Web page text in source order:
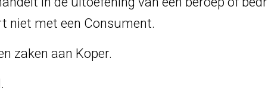
niet met een Consument.
zaken aan Koper.